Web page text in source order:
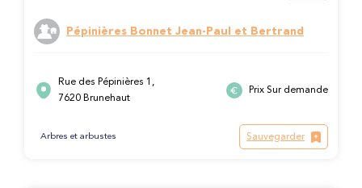
Pépinières Bonnet Jean-Paul et Bertrand
Rue des Pépinières 1,
7620 Brunehaut
Prix Sur demande
Arbres et arbustes Sauvegarder